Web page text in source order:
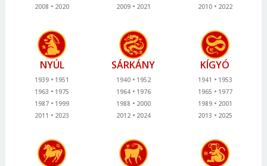
2008
2020
2009
2021
2010
2022
NYÚL
1939
1951
1963
1975
1987
1999
2011
2023
SÁRKÁNY
1940
1952
1964
1976
1988
2000
2012
2024
KÍGYÓ
1941
1953
1965
1977
1989
2001
2013
2025